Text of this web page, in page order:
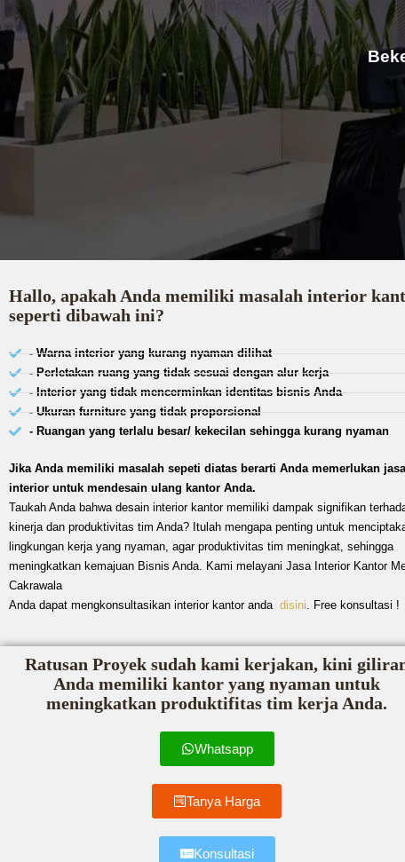
Hallo, apakah Anda memiliki masalah interior
seperti dibawah ini?
- Warna interior yang kurang nyaman dilihat
- Perletakan ruang yang tidak sesuai dengan alur kerja
- Interior yang tidak mencerminkan identitas bisnis Anda
- Ukuran furniture yang tidak proporsional
- Ruangan yang terlalu besar/ kekecilan sehingga kurang nyaman
Jika Anda memiliki masalah sepeti diatas berarti Anda memerlukan jasa
interior untuk mendesain ulang kantor Anda.
Taukah Anda bahwa desain interior kantor memiliki dampak signifikan
kinerja dan produktivitas tim Anda? Itulah mengapa penting untuk
lingkungan kerja yang nyaman, agar produktivitas tim meningkat, sehingga
meningkatkan kemajuan Bisnis Anda. Kami melayani Jasa Interior Kantor
Cakrawala
Anda dapat mengkonsultasikan interior kantor anda disini. Free konsultasi !
Ratusan Proyek sudah kami kerjakan, kini
Anda memiliki kantor yang nyaman untuk
meningkatkan produktifitas tim kerja Anda.
Whatsapp
Tanya Harga
Konsultasi